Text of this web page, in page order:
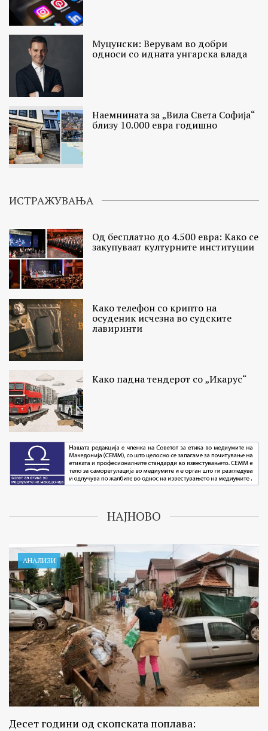
Муцунски: Верувам во добри
односи со идната унгарска влада
Наемнината за „Вила Света Софија“
близу 10.000 евра годишно
ИСТРАЖУВАЊА
Од бесплатно до 4.500 евра: Како се
закупуваат културните институции
Како телефон со крипто на
осуденик исчезна во судските
лавиринти
Како падна тендерот со „Икарус“
НАЈНОВО
АНАЛИЗИ
Десет години од скопската поплава: